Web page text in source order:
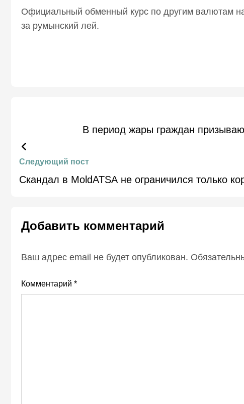
Официальный обменный курс по другим валютам
за румынский лей.
В период жары граждан
Следующий пост
Скандал в MoldATSA не ограничился только
Добавить комментарий
Ваш адрес email не будет опубликован.
Комментарий *